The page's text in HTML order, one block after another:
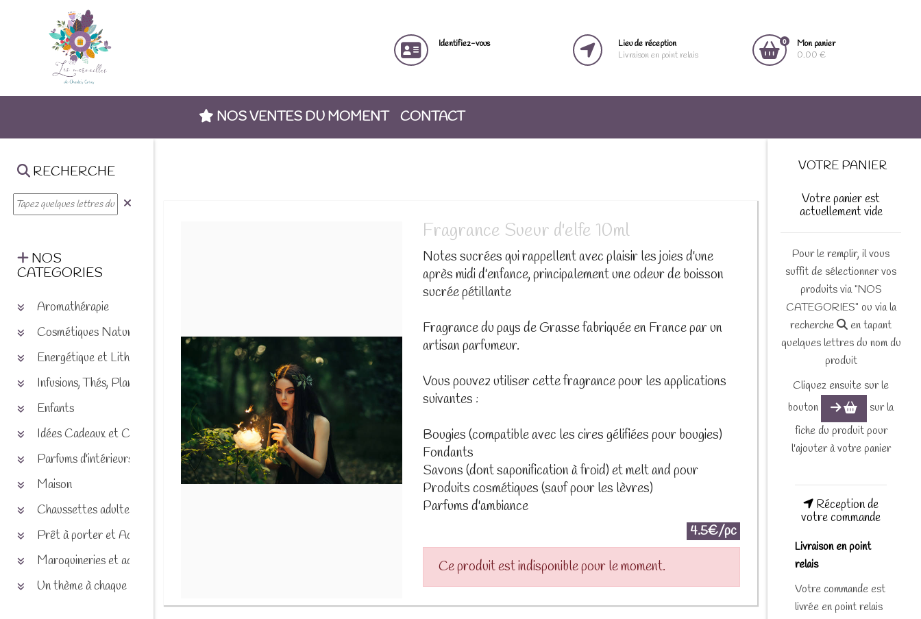
Identifiez-vous
Lieu de réception
Livraison en point relais
0
Mon panier
0.00 €
NOS VENTES DU MOMENT CONTACT
RECHERCHE
NOS
CATEGORIES
Aromathérapie
Cosmétiques Naturels
Energétique et Lithothérapie
Infusions, Thés, Plantes et produits naturels
Enfants
Idées Cadeaux et Chèques
Parfums d'intérieurs
Maison
Chaussettes adultes et enfants
Prêt à porter et Accessoires
Maroquineries et accessoires
Un thème à chaque saison
Fragrance Sueur d'elfe 10ml
Notes sucrées qui rappellent avec plaisir les joies d'une
après midi d'enfance, principalement une odeur de boisson
sucrée pétillante
Fragrance du pays de Grasse fabriquée en France par un
artisan parfumeur.
Vous pouvez utiliser cette fragrance pour les applications
suivantes :
Bougies (compatible avec les cires gélifiées pour bougies)
Fondants
Savons (dont saponification à froid) et melt and pour
Produits cosmétiques (sauf pour les lèvres)
Parfums d'ambiance
4.5€/pc
Ce produit est indisponible pour le moment.
VOTRE PANIER
Votre panier est
actuellement vide
Pour le remplir, il vous
suffit de sélectionner vos
produits via "NOS
CATEGORIES" ou via la
recherche
en tapant
quelques lettres du nom du
produit
Cliquez ensuite sur le
bouton
sur la
fiche du produit pour
l'ajouter à votre panier
Réception de
votre commande
Livraison en point
relais
Votre commande est
livrée en point relais